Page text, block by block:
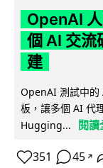
OpenAI
個 AI 交流
建
OpenAI 測試中的
板，讓多個 AI 代
Hugging...
閱讀
351 45 ↗